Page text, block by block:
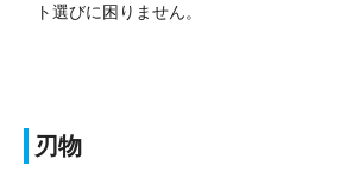
ト選びに困りません。
刃物